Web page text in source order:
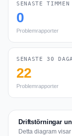
SENASTE TIMMEN
0
Problemrapporter
SENASTE 30
22
Problemrapporter
Driftstörningar
Detta diagram